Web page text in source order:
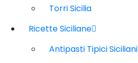
Torri Sicilia
Ricette Siciliane
Antipasti Tipici Siciliani